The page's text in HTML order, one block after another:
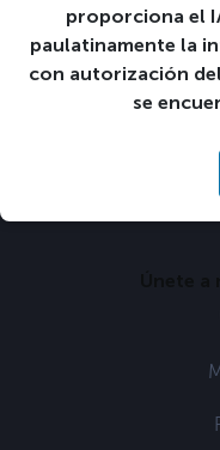
proporciona el
paulatinamente la
con autorización
se
Día de la
Independencia.